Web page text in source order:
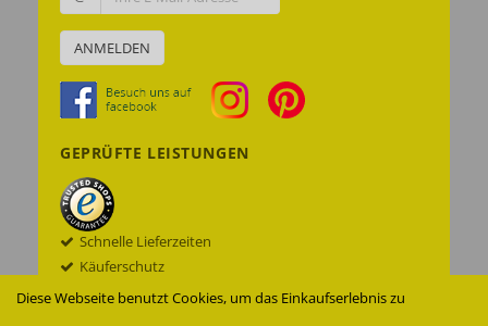
Diese Webseite benutzt Cookies, um das Einkaufserlebnis zu
ANMELDEN
GEPRÜFTE LEISTUNGEN
Schnelle Lieferzeiten
Käuferschutz
Datenschutz